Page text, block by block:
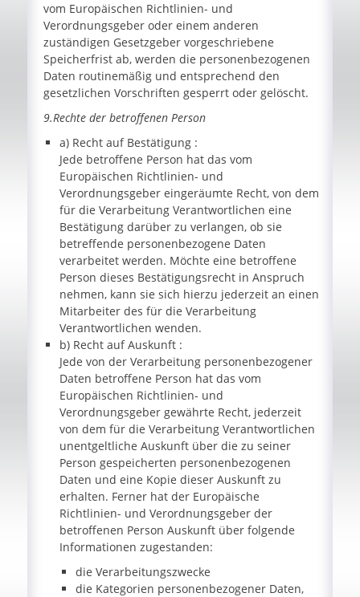
vom Europäischen Richtlinien- und
Verordnungsgeber oder einem anderen
zuständigen Gesetzgeber vorgeschriebene
Speicherfrist ab, werden die personenbezogenen
Daten routinemäßig und entsprechend den
gesetzlichen Vorschriften gesperrt oder gelöscht.
9.Rechte der betroffenen Person
a) Recht auf Bestätigung :
Jede betroffene Person hat das vom
Europäischen Richtlinien- und
Verordnungsgeber eingeräumte Recht, von dem
für die Verarbeitung Verantwortlichen eine
Bestätigung darüber zu verlangen, ob sie
betreffende personenbezogene Daten
verarbeitet werden. Möchte eine betroffene
Person dieses Bestätigungsrecht in Anspruch
nehmen, kann sie sich hierzu jederzeit an einen
Mitarbeiter des für die Verarbeitung
Verantwortlichen wenden.
b) Recht auf Auskunft :
Jede von der Verarbeitung personenbezogener
Daten betroffene Person hat das vom
Europäischen Richtlinien- und
Verordnungsgeber gewährte Recht, jederzeit
von dem für die Verarbeitung Verantwortlichen
unentgeltliche Auskunft über die zu seiner
Person gespeicherten personenbezogenen
Daten und eine Kopie dieser Auskunft zu
erhalten. Ferner hat der Europäische
Richtlinien- und Verordnungsgeber der
betroffenen Person Auskunft über folgende
Informationen zugestanden:
die Verarbeitungszwecke
die Kategorien personenbezogener Daten,